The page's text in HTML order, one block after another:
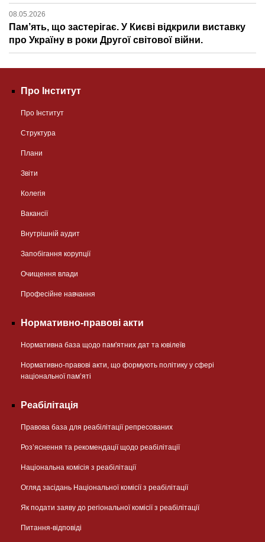
08.05.2026
Пам’ять, що застерігає. У Києві відкрили виставку
про Україну в роки Другої світової війни.
Про Інститут
Про Інститут
Структура
Плани
Звіти
Колегія
Вакансії
Внутрішній аудит
Запобігання корупції
Очищення влади
Професійне навчання
Нормативно-правові акти
Нормативна база щодо пам'ятних дат та ювілеїв
Нормативно-правові акти, що формують політику у сфері
національної памʼяті
Реабілітація
Правова база для реабілітації репресованих
Розʼяснення та рекомендації щодо реабілітації
Національна комісія з реабілітації
Огляд засідань Національної комісії з реабілітації
Як подати заяву до регіональної комісії з реабілітації
Питання-відповіді